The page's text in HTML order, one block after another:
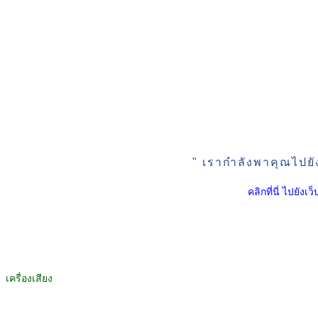
" เรากำลังพาคุณไปยั
คลิกที่นี่ ไปยังเ
เครื่องเสียง